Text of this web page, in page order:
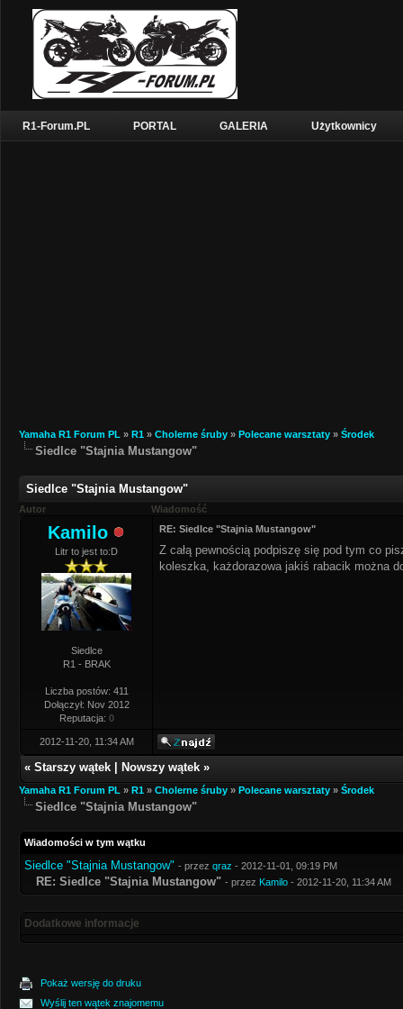
R1-Forum.PL PORTAL GALERIA Użytkownicy
Yamaha R1 Forum PL » R1 » Cholerne śruby » Polecane warsztaty » Środek
Siedlce "Stajnia Mustangow"
Siedlce "Stajnia Mustangow"
Autor Wiadomość
Kamilo
Litr to jest to:D
Siedlce
R1 - BRAK
Liczba postów: 411
Dołączył: Nov 2012
Reputacja: 0
RE: Siedlce "Stajnia Mustangow"
Z całą pewnością podpiszę się pod tym co
koleszka, każdorazowa jakiś rabacik można
2012-11-20, 11:34 AM
« Starszy wątek Nowszy wątek »
Yamaha R1 Forum PL » R1 » Cholerne śruby » Polecane warsztaty » Środek
Siedlce "Stajnia Mustangow"
Wiadomości w tym wątku
Siedlce "Stajnia Mustangow" - przez qraz - 2012-11-01, 09:19 PM
RE: Siedlce "Stajnia Mustangow" - przez Kamilo - 2012-11-20, 11:34 AM
Dodatkowe informacje
Pokaż wersję do druku
Wyślij ten wątek znajomemu